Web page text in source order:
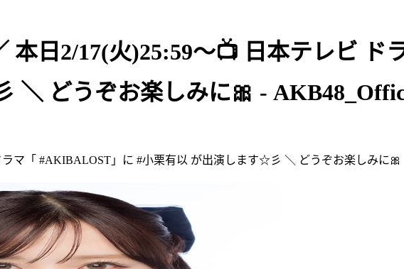
本日2/17(火)25:59～📺 日本テレビ
＼ どうぞお楽しみに🎀 -
ラマ「 #AKIBALOST」に #小栗有以 が出演します☆彡 ＼ どうぞお楽しみに🎀